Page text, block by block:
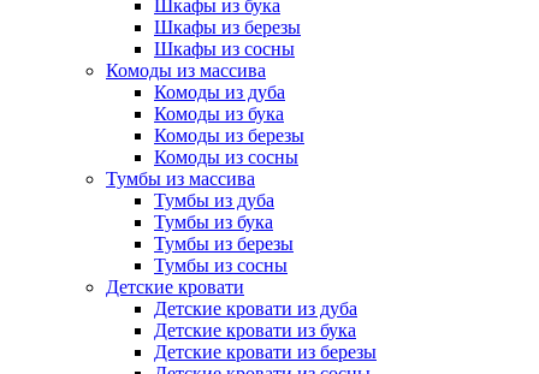
Шкафы из бука
Шкафы из березы
Шкафы из сосны
Комоды из массива
Комоды из дуба
Комоды из бука
Комоды из березы
Комоды из сосны
Тумбы из массива
Тумбы из дуба
Тумбы из бука
Тумбы из березы
Тумбы из сосны
Детские кровати
Детские кровати из дуба
Детские кровати из бука
Детские кровати из березы